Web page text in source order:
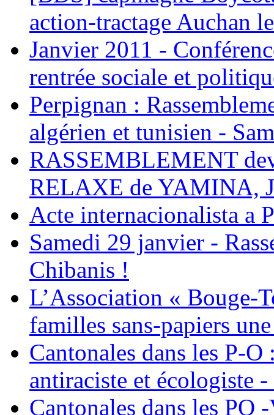
action-tractage Auchan
Janvier 2011 -
rentrée sociale et
Perpignan :
algérien et tunisien -
RASSEMBLEMENT
RELAXE de YAMINA,
Acte internacionalista a
Samedi 29 janvier -
Chibanis !
L’Association « Bouge-
familles sans-papiers
Cantonales dans les P-
antiraciste et écologiste
Cantonales dans les PO